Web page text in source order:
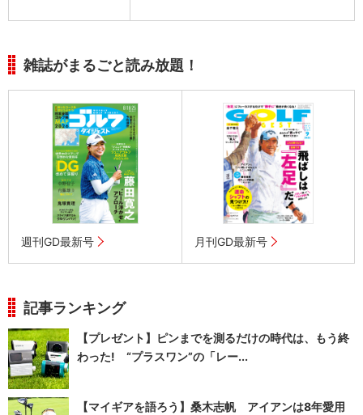
雑誌がまるごと読み放題！
週刊GD最新号 月刊GD最新号
記事ランキング
【プレゼント】ピンまでを測るだけの時代は、もう終
わった! “プラスワン”の「レー...
【マイギアを語ろう】桑木志帆 アイアンは8年愛用